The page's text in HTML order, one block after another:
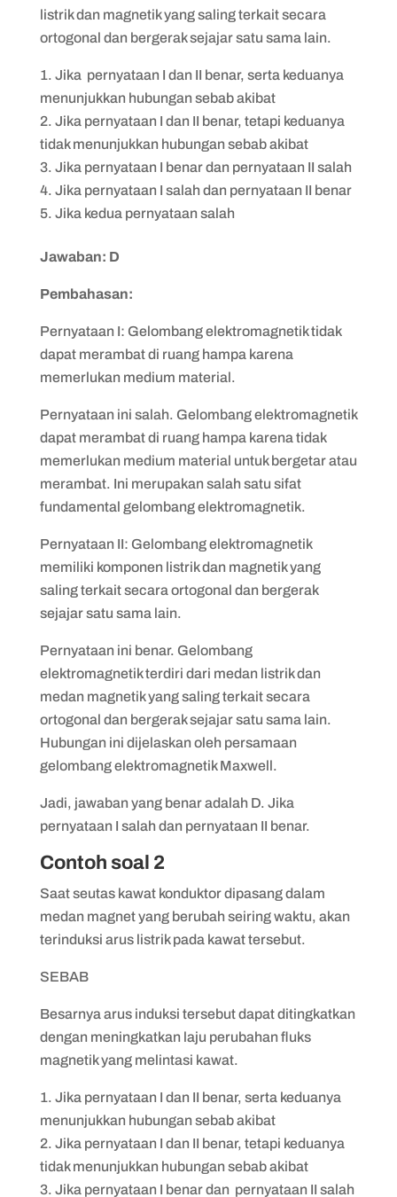
listrik dan magnetik yang saling terkait secara
ortogonal dan bergerak sejajar satu sama lain.
Jika pernyataan I dan II benar, serta keduanya
menunjukkan hubungan sebab akibat
Jika pernyataan I dan II benar, tetapi keduanya
tidak menunjukkan hubungan sebab akibat
Jika pernyataan I benar dan pernyataan II salah
Jika pernyataan I salah dan pernyataan II benar
Jika kedua pernyataan salah
Jawaban: D
Pembahasan:
Pernyataan I: Gelombang elektromagnetik tidak
dapat merambat di ruang hampa karena
memerlukan medium material.
Pernyataan ini salah. Gelombang elektromagnetik
dapat merambat di ruang hampa karena tidak
memerlukan medium material untuk bergetar atau
merambat. Ini merupakan salah satu sifat
fundamental gelombang elektromagnetik.
Pernyataan II: Gelombang elektromagnetik
memiliki komponen listrik dan magnetik yang
saling terkait secara ortogonal dan bergerak
sejajar satu sama lain.
Pernyataan ini benar. Gelombang
elektromagnetik terdiri dari medan listrik dan
medan magnetik yang saling terkait secara
ortogonal dan bergerak sejajar satu sama lain.
Hubungan ini dijelaskan oleh persamaan
gelombang elektromagnetik Maxwell.
Jadi, jawaban yang benar adalah D. Jika
pernyataan I salah dan pernyataan II benar.
Contoh soal 2
​​Saat seutas kawat konduktor dipasang dalam
medan magnet yang berubah seiring waktu, akan
terinduksi arus listrik pada kawat tersebut.
SEBAB
Besarnya arus induksi tersebut dapat ditingkatkan
dengan meningkatkan laju perubahan fluks
magnetik yang melintasi kawat.
Jika pernyataan I dan II benar, serta keduanya
menunjukkan hubungan sebab akibat
Jika pernyataan I dan II benar, tetapi keduanya
tidak menunjukkan hubungan sebab akibat
Jika pernyataan I benar dan pernyataan II salah